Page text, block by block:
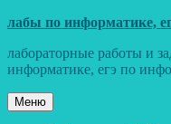
Перейти
содержимому
лабы по информатике,
лабораторные работы и
информатике, егэ по
Меню